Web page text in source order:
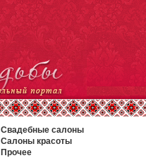
Свадебные салоны
Салоны красоты
Прочее